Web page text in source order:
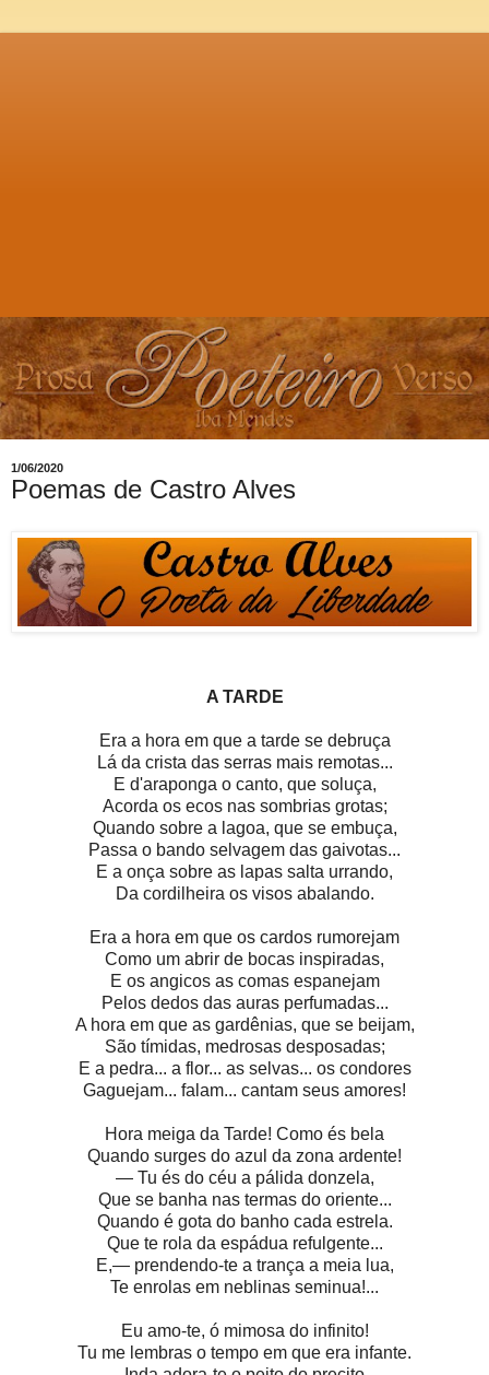
1/06/2020
Poemas de Castro Alves
A TARDE
Era a hora em que a tarde se debruça
Lá da crista das serras mais remotas...
E d'araponga o canto, que soluça,
Acorda os ecos nas sombrias grotas;
Quando sobre a lagoa, que se embuça,
Passa o bando selvagem das gaivotas...
E a onça sobre as lapas salta urrando,
Da cordilheira os visos abalando.
Era a hora em que os cardos rumorejam
Como um abrir de bocas inspiradas,
E os angicos as comas espanejam
Pelos dedos das auras perfumadas...
A hora em que as gardênias, que se beijam,
São tímidas, medrosas desposadas;
E a pedra... a flor... as selvas... os condores
Gaguejam... falam... cantam seus amores!
Hora meiga da Tarde! Como és bela
Quando surges do azul da zona ardente!
— Tu és do céu a pálida donzela,
Que se banha nas termas do oriente...
Quando é gota do banho cada estrela.
Que te rola da espádua refulgente...
E,— prendendo-te a trança a meia lua,
Te enrolas em neblinas seminua!...
Eu amo-te, ó mimosa do infinito!
Tu me lembras o tempo em que era infante.